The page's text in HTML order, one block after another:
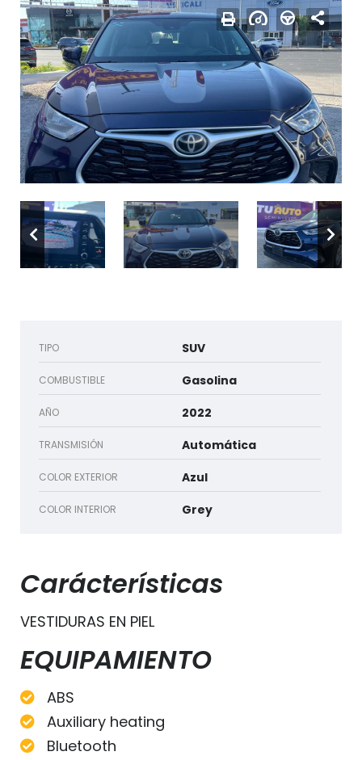
TIPO SUV
COMBUSTIBLE Gasolina
AÑO 2022
TRANSMISIÓN Automática
COLOR EXTERIOR Azul
COLOR INTERIOR Grey
Carácterísticas
VESTIDURAS EN PIEL
EQUIPAMIENTO
ABS
Auxiliary heating
Bluetooth